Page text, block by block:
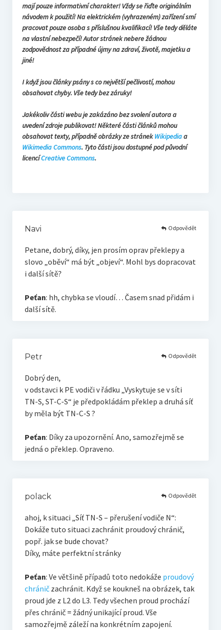
mají pouze informativní charakter! Vždy se řiďte originálním
návodem k použití! Na elektrickém (vyhrazeném) zařízení smí
pracovat pouze osoba s příslušnou kvalifikací! Vše tedy děláte
na vlastní nebezpečí! Autor stránek nebere žádnou
zodpovědnost za případné újmy na zdraví, životě, majetku a
jiné!
I když jsou články psány s co největší pečlivostí, mohou
obsahovat chyby. Vše tedy bez záruky!
Jakékoliv části webu je zakázáno bez svolení autora a
uvedení zdroje publikovat! Některé části článků mohou
obsahovat texty, případně obrázky ze stránekWikipediaa
Wikimedia Commons. Tyto části jsou dostupné pod původní
licencíCreative Commons.
Navi
Petane, dobrý, díky, jen prosím oprav překlepy a
slovo „oběví“ má být „objeví“. Mohl bys dopracovat
i další sítě?
Peťan: hh, chybka se vloudí… Časem snad přidám i
další sítě.
Odpovědět
Petr
Dobrý den,
v odstavci k PE vodiči v řádku „Vyskytuje se v síti
TN-S, ST-C-S“ je předpokládám překlep a druhá síť
by měla být TN-C-S ?
Peťan: Díky za upozornění. Ano, samozřejmě se
jedná o překlep. Opraveno.
Odpovědět
polack
ahoj, k situaci „Síť TN-S – přerušení vodiče N“:
Dokáže tuto situaci zachránit proudový chránič,
popř. jak se bude chovat?
Díky, máte perfektní stránky
Peťan: Ve většině případů toto nedokáže proudový
chráničzachránit. Když se koukneš na obrázek, tak
proud jde z L2 do L3. Tedy všechen proud prochází
přes chránič = žádný unikající proud. Vše
samozřejmě záleží na konkrétním zapojení.
Odpovědět